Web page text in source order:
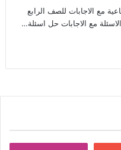
مع الاجابات للصف الرابع
مع الاجابات حل اسئلة…